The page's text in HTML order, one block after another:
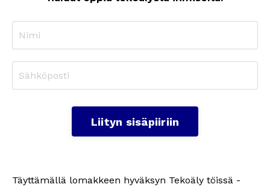
Liityn sisäpiiriin
Täyttämällä lomakkeen hyväksyn Tekoäly töissä -